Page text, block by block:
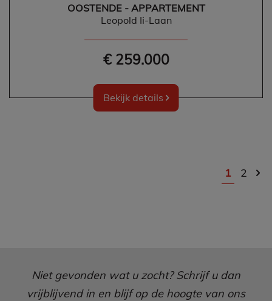
OOSTENDE - APPARTEMENT
Leopold Ii-Laan
€ 259.000
Bekijk details
1 2
Niet gevonden wat u zocht? Schrijf u dan
vrijblijvend in en blijf op de hoogte van ons